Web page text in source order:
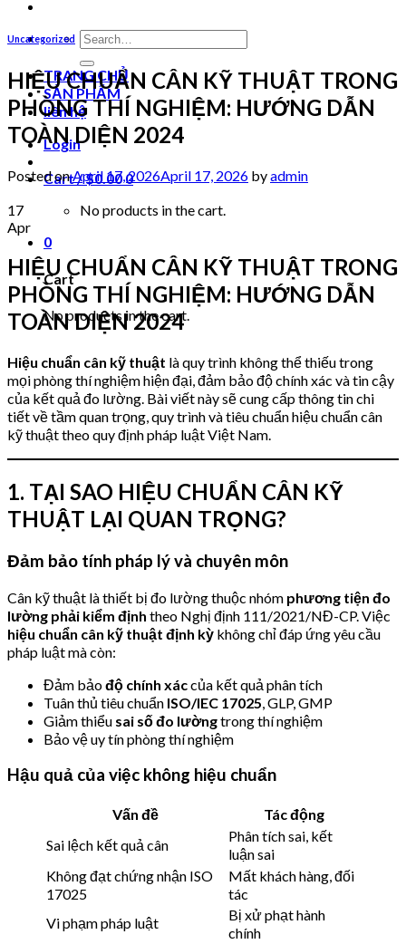
Search
for:
TRANG CHỦ
SẢN PHẨM
liên hệ
Login
Cart /$0.00 0
No products in the cart.
0
Cart
No products in the cart.
Uncategorized
HIỆU CHUẨN CÂN KỸ THUẬT TRONG
PHÒNG THÍ NGHIỆM: HƯỚNG DẪN
TOÀN DIỆN 2024
Posted onApril 17, 2026April 17, 2026 byadmin
17
Apr
HIỆU CHUẨN CÂN KỸ THUẬT TRONG
PHÒNG THÍ NGHIỆM: HƯỚNG DẪN
TOÀN DIỆN 2024
Hiệu chuẩn cân kỹ thuật là quy trình không thể thiếu trong
mọi phòng thí nghiệm hiện đại, đảm bảo độ chính xác và tin cậy
của kết quả đo lường. Bài viết này sẽ cung cấp thông tin chi
tiết về tầm quan trọng, quy trình và tiêu chuẩn hiệu chuẩn cân
kỹ thuật theo quy định pháp luật Việt Nam.
1. TẠI SAO HIỆU CHUẨN CÂN KỸ
THUẬT LẠI QUAN TRỌNG?
Đảm bảo tính pháp lý và chuyên môn
Cân kỹ thuật là thiết bị đo lường thuộc nhóm phương tiện đo
lường phải kiểm định theo Nghị định 111/2021/NĐ-CP. Việc
hiệu chuẩn cân kỹ thuật định kỳ không chỉ đáp ứng yêu cầu
pháp luật mà còn:
Đảm bảođộ chính xáccủa kết quả phân tích
Tuân thủ tiêu chuẩn ISO/IEC 17025 , GLP, GMP
Giảm thiểu sai số đo lườngtrong thí nghiệm
Bảo vệ uy tín phòng thí nghiệm
Hậu quả của việc không hiệu chuẩn
Vấn đề
Tác động
Sai lệch kết quả cân
Phân tích sai, kết
luận sai
Không đạt chứng nhận ISO
17025
Mất khách hàng, đối
tác
Vi phạm pháp luật
Bị xử phạt hành
chính